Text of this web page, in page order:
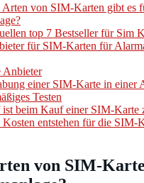
Arten von SIM-Karten gibt es
top 7 Bestseller für Sim
für SIM-Karten für
Anbieter
einer SIM-Karte in einer
Testen
beim Kauf einer SIM-Karte
Kosten entstehen für die SIM-
von SIM-